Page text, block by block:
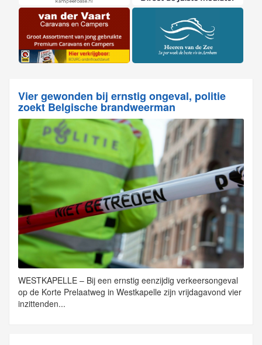
Vier gewonden bij ernstig ongeval, politie
zoekt Belgische brandweerman
WESTKAPELLE – Bij een ernstig eenzijdig verkeersongeval
op de Korte Prelaatweg in Westkapelle zijn vrijdagavond vier
inzittenden...